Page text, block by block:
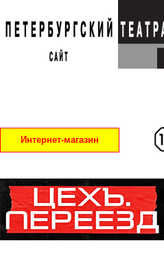
Интернет-магазин